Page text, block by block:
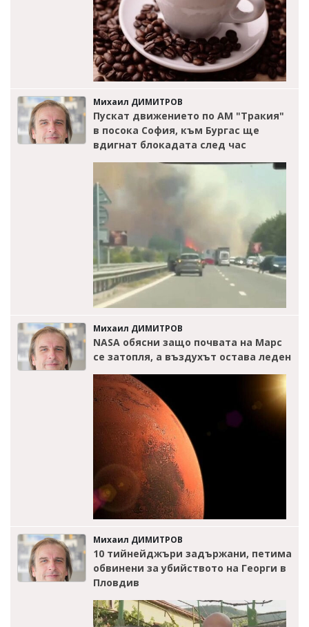
Михаил ДИМИТРОВ
Пускат движението по АМ "Тракия"
в посока София, към Бургас ще
вдигнат блокадата след час
Михаил ДИМИТРОВ
NASA обясни защо почвата на Марс
се затопля, а въздухът остава леден
Михаил ДИМИТРОВ
10 тийнейджъри задържани, петима
обвинени за убийството на Георги в
Пловдив